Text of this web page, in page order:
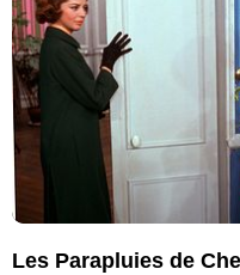
Les Parapluies de